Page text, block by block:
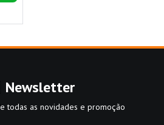
Newsletter
todas as novidades e promoção